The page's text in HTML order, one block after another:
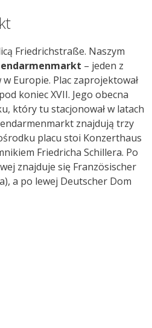
Friedrichstraße. Naszym
– jeden z
Europie. Plac zaprojektował
koniec XVII. Jego obecna
który tu stacjonował w latach
znajdują trzy
placu stoi Konzerthaus
Friedricha Schillera. Po
znajduje się Französischer
a po lewej Deutscher Dom